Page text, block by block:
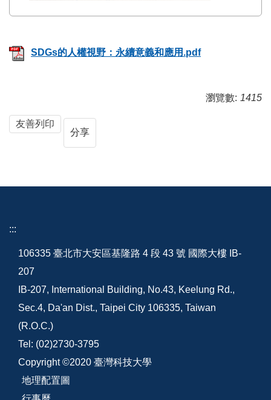
SDGs的人權視野：永續意義和應用.pdf
瀏覽數: 1415
友善列印
分享
:::
106335 臺北市大安區基隆路 4 段 43 號 國際大樓 IB-
207
IB-207, International Building, No.43, Keelung Rd.,
Sec.4, Da'an Dist., Taipei City 106335, Taiwan
(R.O.C.)
Tel: (02)2730-3795
Copyright ©2020 臺灣科技大學
地理配置圖